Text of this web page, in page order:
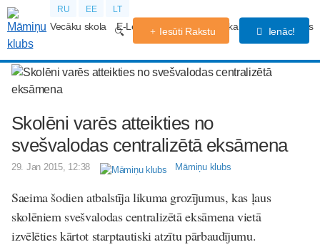
RU EE LT
Vecāku skola E-Lekcijas Grūtniecības kalendārs Forums
Iesūti Rakstu Ienāc!
Skolēni varēs atteikties no
svešvalodas centralizētā eksāmena
29. Jan 2015, 12:38 Māmiņu klubs
Saeima šodien atbalstīja likuma grozījumus, kas ļaus
skolēniem svešvalodas centralizētā eksāmena vietā
izvēlēties kārtot starptautiski atzītu pārbaudījumu.